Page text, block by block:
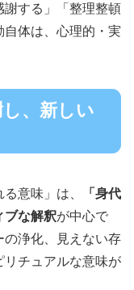
謝する」「整理整頓
体は、心理的・実
、新しい
意味」は、
「身代
ブな解釈が中心で
の浄化、見えない存
リチュアルな意味が